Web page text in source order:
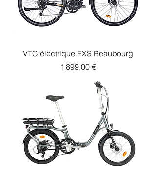
VTC électrique EXS Beaubourg
Prix
1 899,00 €